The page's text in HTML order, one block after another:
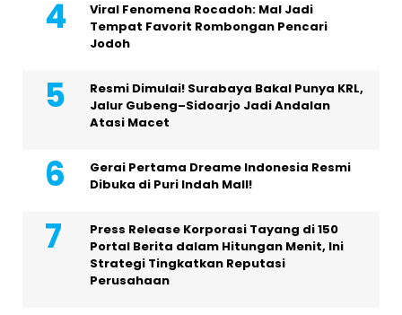
Viral Fenomena Rocadoh: Mal Jadi
Tempat Favorit Rombongan Pencari
Jodoh
Resmi Dimulai! Surabaya Bakal Punya KRL,
Jalur Gubeng–Sidoarjo Jadi Andalan
Atasi Macet
Gerai Pertama Dreame Indonesia Resmi
Dibuka di Puri Indah Mall!
Press Release Korporasi Tayang di 150
Portal Berita dalam Hitungan Menit, Ini
Strategi Tingkatkan Reputasi
Perusahaan